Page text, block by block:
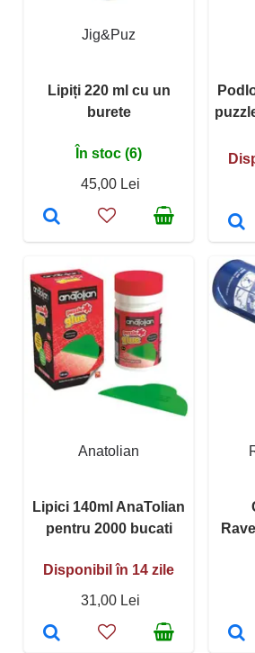
Jig&Puz
Lipiți 220 ml cu un
burete
În stoc (6)
45,00 Lei
Anatolian
Lipici 140ml AnaTolian
pentru 2000 bucati
Disponibil în 14 zile
31,00 Lei